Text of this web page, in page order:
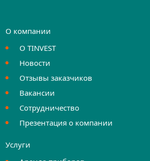
О компании
О TINVEST
Новости
Отзывы заказчиков
Вакансии
Сотрудничество
Презентация о компании
Услуги